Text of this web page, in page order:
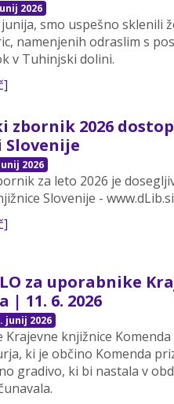
2026
smo uspešno sklenili
namenjenih odraslim s
v Tuhinjski dolini.
zbornik 2026
2026
za leto 2026 je
Slovenije -
za uporabnike
| 11. 6. 2026
junij 2026
knjižnice
ki je občino Komenda
gradivo, ki bi nastala v